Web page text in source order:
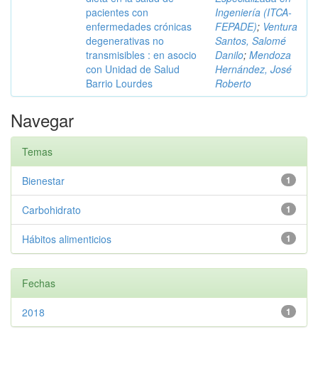
pacientes con
enfermedades crónicas
degenerativas no
transmisibles : en asocio
con Unidad de Salud
Barrio Lourdes
Ingeniería (ITCA-
FEPADE); Ventura
Santos, Salomé
Danilo; Mendoza
Hernández, José
Roberto
Navegar
Temas
1
Bienestar
1
Carbohidrato
1
Hábitos alimenticios
Fechas
1
2018